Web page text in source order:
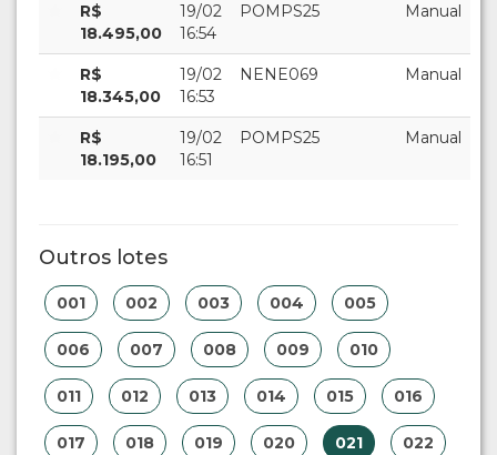
R$
18.495,00
19/02
16:54
POMPS25 Manual
R$
18.345,00
19/02
16:53
NENE069 Manual
R$
18.195,00
19/02
16:51
POMPS25 Manual
Outros lotes
001 002 003 004 005
006 007 008 009 010
011 012 013 014 015 016
017 018 019 020 021 022